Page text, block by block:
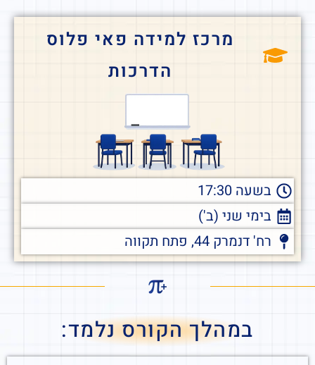
מרכז למידה פאי פלוס
הדרכות
בשעה 17:30
בימי שני (ב')
רח' דנמרק 44, פתח תקווה
במהלך הקורס נלמד: